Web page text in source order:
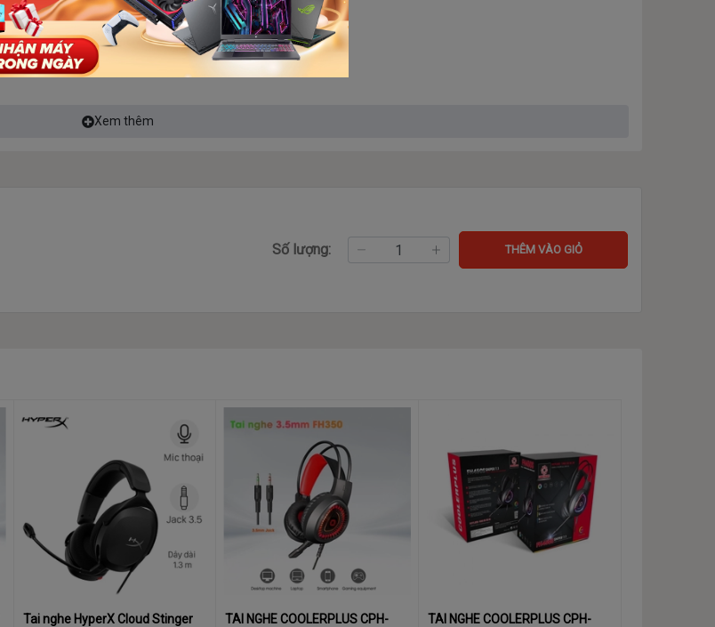
Xem thêm
Số lượng: THÊM VÀO GIỎ
Tai nghe HyperX Cloud Stinger
TAI NGHE COOLERPLUS CPH-
TAI NGHE COOLERPLUS CPH-